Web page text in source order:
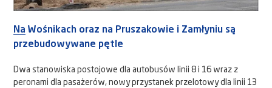
Na Wośnikach oraz na Pruszakowie i Zamłyniu są
przebudowywane pętle
Dwa stanowiska postojowe dla autobusów linii 8 i 16 wraz z
peronami dla pasażerów, nowy przystanek przelotowy dla linii 13